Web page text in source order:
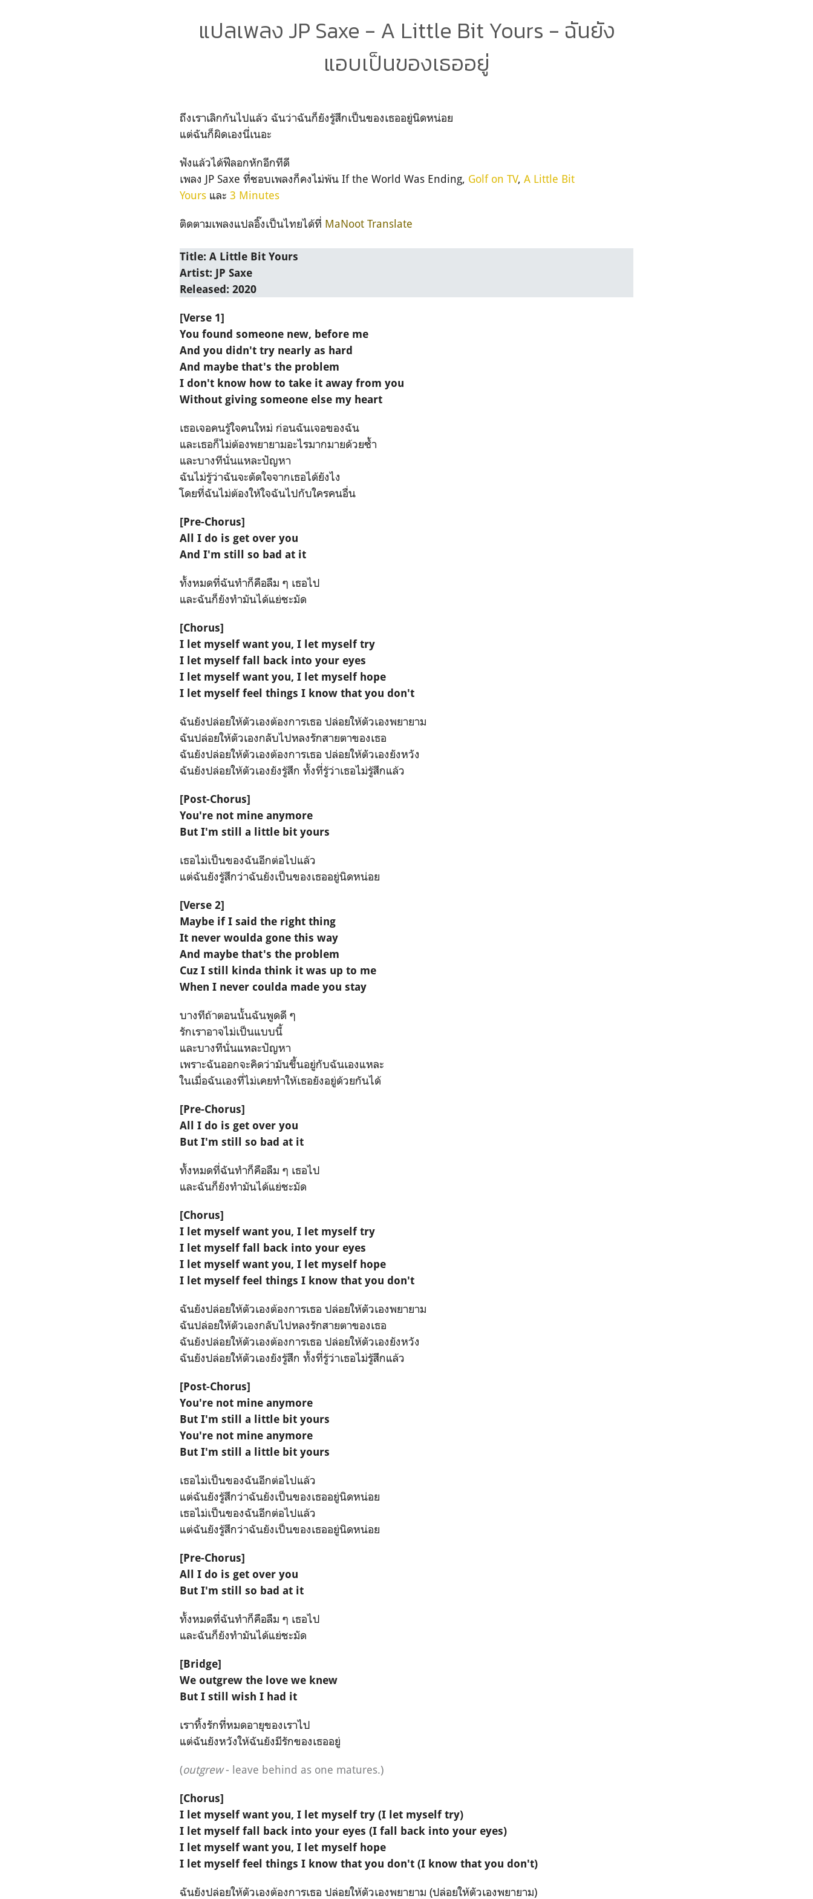
แปลเพลง JP Saxe - A Little Bit Yours - ฉันยัง
แอบเป็นของเธออยู่
ถึงเราเลิกกันไปแล้ว ฉันว่าฉันก็ยังรู้สึกเป็นของเธออยู่นิดหน่อย
แต่ฉันก็ผิดเองนี่เนอะ
ฟังแล้วได้ฟีลอกหักอีกทีดี
เพลง JP Saxe ที่ชอบเพลงก็คงไม่พ้น If the World Was Ending, Golf on TV, A Little Bit
Yours และ 3 Minutes
ติดตามเพลงแปลอิ๊งเป็นไทยได้ที่ MaNoot Translate
Title: A Little Bit Yours
Artist: JP Saxe
Released: 2020
[Verse 1]
You found someone new, before me
And you didn't try nearly as hard
And maybe that's the problem
I don't know how to take it away from you
Without giving someone else my heart
เธอเจอคนรู้ใจคนใหม่ ก่อนฉันเจอของฉัน
และเธอก็ไม่ต้องพยายามอะไรมากมายด้วยซ้ำ
และบางทีนั่นแหละปัญหา
ฉันไม่รู้ว่าฉันจะตัดใจจากเธอได้ยังไง
โดยที่ฉันไม่ต้องให้ใจฉันไปกับใครคนอื่น
[Pre-Chorus]
All I do is get over you
And I'm still so bad at it
ทั้งหมดที่ฉันทำก็คือลืม ๆ เธอไป
และฉันก็ยังทำมันได้แย่ชะมัด
[Chorus]
I let myself want you, I let myself try
I let myself fall back into your eyes
I let myself want you, I let myself hope
I let myself feel things I know that you don't
ฉันยังปล่อยให้ตัวเองต้องการเธอ ปล่อยให้ตัวเองพยายาม
ฉันปล่อยให้ตัวเองกลับไปหลงรักสายตาของเธอ
ฉันยังปล่อยให้ตัวเองต้องการเธอ ปล่อยให้ตัวเองยังหวัง
ฉันยังปล่อยให้ตัวเองยังรู้สึก ทั้งที่รู้ว่าเธอไม่รู้สึกแล้ว
[Post-Chorus]
You're not mine anymore
But I'm still a little bit yours
เธอไม่เป็นของฉันอีกต่อไปแล้ว
แต่ฉันยังรู้สึกว่าฉันยังเป็นของเธออยู่นิดหน่อย
[Verse 2]
Maybe if I said the right thing
It never woulda gone this way
And maybe that's the problem
Cuz I still kinda think it was up to me
When I never coulda made you stay
บางทีถ้าตอนนั้นฉันพูดดี ๆ
รักเราอาจไม่เป็นแบบนี้
และบางทีนั่นแหละปัญหา
เพราะฉันออกจะคิดว่ามันขึ้นอยู่กับฉันเองแหละ
ในเมื่อฉันเองที่ไม่เคยทำให้เธอยังอยู่ด้วยกันได้
[Pre-Chorus]
All I do is get over you
But I'm still so bad at it
ทั้งหมดที่ฉันทำก็คือลืม ๆ เธอไป
และฉันก็ยังทำมันได้แย่ชะมัด
[Chorus]
I let myself want you, I let myself try
I let myself fall back into your eyes
I let myself want you, I let myself hope
I let myself feel things I know that you don't
ฉันยังปล่อยให้ตัวเองต้องการเธอ ปล่อยให้ตัวเองพยายาม
ฉันปล่อยให้ตัวเองกลับไปหลงรักสายตาของเธอ
ฉันยังปล่อยให้ตัวเองต้องการเธอ ปล่อยให้ตัวเองยังหวัง
ฉันยังปล่อยให้ตัวเองยังรู้สึก ทั้งที่รู้ว่าเธอไม่รู้สึกแล้ว
[Post-Chorus]
You're not mine anymore
But I'm still a little bit yours
You're not mine anymore
But I'm still a little bit yours
เธอไม่เป็นของฉันอีกต่อไปแล้ว
แต่ฉันยังรู้สึกว่าฉันยังเป็นของเธออยู่นิดหน่อย
เธอไม่เป็นของฉันอีกต่อไปแล้ว
แต่ฉันยังรู้สึกว่าฉันยังเป็นของเธออยู่นิดหน่อย
[Pre-Chorus]
All I do is get over you
But I'm still so bad at it
ทั้งหมดที่ฉันทำก็คือลืม ๆ เธอไป
และฉันก็ยังทำมันได้แย่ชะมัด
[Bridge]
We outgrew the love we knew
But I still wish I had it
เราทิ้งรักที่หมดอายุของเราไป
แต่ฉันยังหวังให้ฉันยังมีรักของเธออยู่
(outgrew- leave behind as one matures.)
[Chorus]
I let myself want you, I let myself try (I let myself try)
I let myself fall back into your eyes (I fall back into your eyes)
I let myself want you, I let myself hope
I let myself feel things I know that you don't (I know that you don't)
ฉันยังปล่อยให้ตัวเองต้องการเธอ ปล่อยให้ตัวเองพยายาม (ปล่อยให้ตัวเองพยายาม)